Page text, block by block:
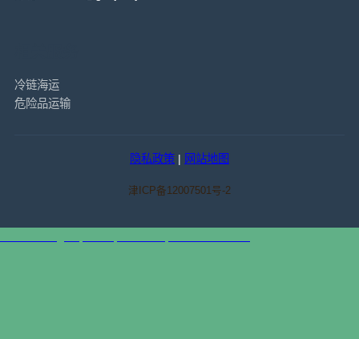
冷链海运
危险品运输
隐私政策 | 网站地图
津ICP备12007501号-2